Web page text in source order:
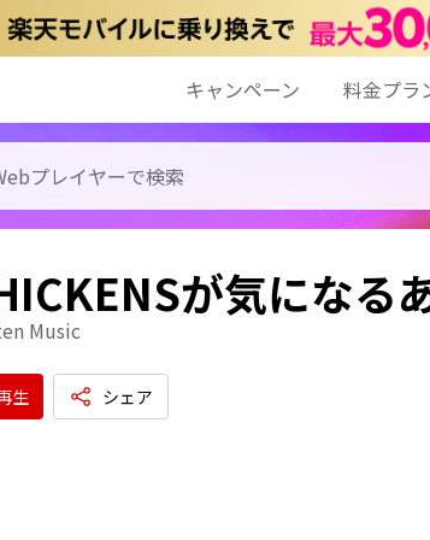
キャンペーン 料金プラ
が気になる
Music
生 シェア